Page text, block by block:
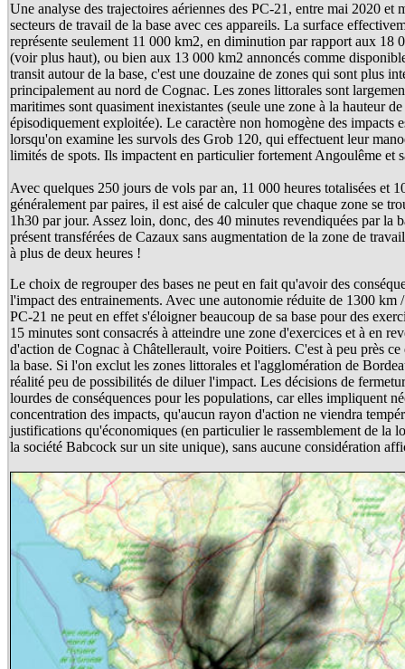
Une analyse des trajectoires aériennes des PC-21, entre mai 2020 et
secteurs de travail de la base avec ces appareils. La surface
représente seulement 11 000 km2, en diminution par rapport aux 18
(voir plus haut), ou bien aux 13 000 km2 annoncés comme
transit autour de la base, c'est une douzaine de zones qui sont plus
principalement au nord de Cognac. Les zones littorales sont
maritimes sont quasiment inexistantes (seule une zone à la hauteur
épisodiquement exploitée). Le caractère non homogène des impacts
lorsqu'on examine les survols des Grob 120, qui effectuent leur
limités de spots. Ils impactent en particulier fortement Angoulême et
Avec quelques 250 jours de vols par an, 11 000 heures totalisées et
généralement par paires, il est aisé de calculer que chaque zone se
1h30 par jour. Assez loin, donc, des 40 minutes revendiquées par la
présent transférées de Cazaux sans augmentation de la zone de
à plus de deux heures !
Le choix de regrouper des bases ne peut en fait qu'avoir des
l'impact des entrainements. Avec une autonomie réduite de 1300 km
PC-21 ne peut en effet s'éloigner beaucoup de sa base pour des
15 minutes sont consacrés à atteindre une zone d'exercices et à en
d'action de Cognac à Châtellerault, voire Poitiers. C'est à peu près
la base. Si l'on exclut les zones littorales et l'agglomération de
réalité peu de possibilités de diluer l'impact. Les décisions de
lourdes de conséquences pour les populations, car elles impliquent
concentration des impacts, qu'aucun rayon d'action ne viendra
justifications qu'économiques (en particulier le rassemblement de la
la société Babcock sur un site unique), sans aucune considération